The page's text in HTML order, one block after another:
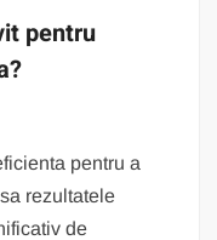
pentru
pentru a
rezultatele
de